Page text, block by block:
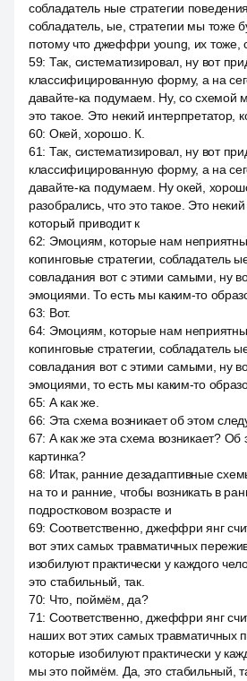
собладатель ные стратегии
собладатель, ые, стратегии мы тоже
потому что джеффри young, их тоже,
59: Так, систематизировал, ну вот
классифицированную форму, а на
давайте-ка подумаем. Ну, со схемой
это такое. Это некий интерпретатор,
60: Окей, хорошо. К.
61: Так, систематизировал, ну вот
классифицированную форму, а на
давайте-ка подумаем. Ну окей,
разобрались, что это такое. Это
который приводит к
62: Эмоциям, которые нам
копинговые стратегии, собладатель
совладания вот с этими самыми, ну
эмоциями. То есть мы каким-то
63: Вот.
64: Эмоциям, которые нам
копинговые стратегии, собладатель
совладания вот с этими самыми, ну
эмоциями, то есть мы каким-то
65: А как же.
66: Эта схема возникает об этом
67: А как же эта схема возникает?
картинка?
68: Итак, ранние дезадаптивные
на то и ранние, чтобы возникать в
подростковом возрасте и
69: Соответственно, джеффри янг
вот этих самых травматичных
изобилуют практически у каждого
это стабильный, так.
70: Что, поймём, да?
71: Соответственно, джеффри янг
наших вот этих самых травматичных
которые изобилуют практически у
мы это поймём. Да, это стабильный,